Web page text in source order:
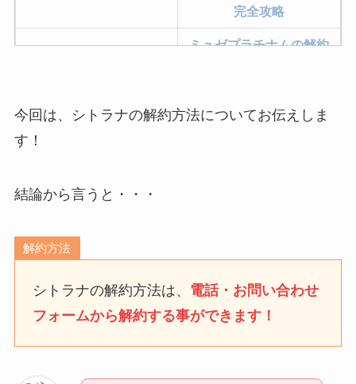
完全攻略
ミュゼプラチナムの解約
レミノの解約方法まと
なにわサプリ
解約できない？電話以外
に手続きする方法ある？
ニューZの解約まとめ！
今回は、シトラナの解約方法についてお伝えしま
す！
結論から言うと・・・
解約方法
シトラナの解約方法は、 電話・お問い合わせ
フォームから解約する事ができます！